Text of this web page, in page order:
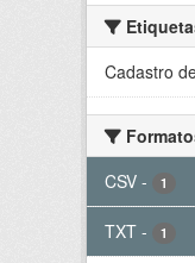
Cadastro
CSV - 1
TXT - 1